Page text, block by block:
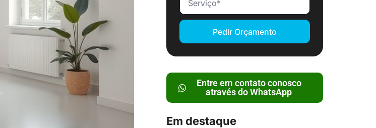
Pedir Orçamento
Entre em contato conosco
através do WhatsApp
Em destaque